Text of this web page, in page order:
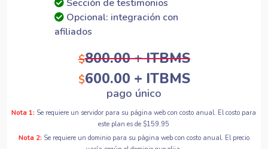
Sección de testimonios
Opcional: integración con
afiliados
$800.00 + ITBMS
$600.00 + ITBMS
pago único
Nota 1: Se requiere un servidor para su página web con costo anual. El costo para
este plan es de $159.95
Nota 2: Se requiere un dominio para su página web con costo anual. El precio